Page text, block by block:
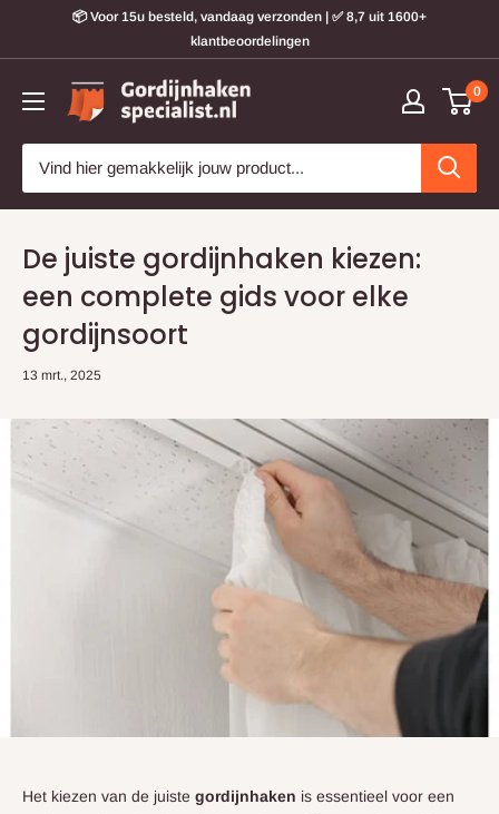
📦 Voor 15u besteld, vandaag verzonden | ✅ 8,7 uit 1600+
klantbeoordelingen
Gordijnhakenspecialist 0
De juiste gordijnhaken kiezen:
een complete gids voor elke
gordijnsoort
13 mrt., 2025
Het kiezen van de juiste gordijnhaken is essentieel voor een